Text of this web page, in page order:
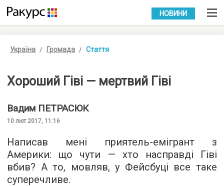
УКР РУС
НОВИНИ
Україна Громада Стаття
Хороший Гіві — мертвий Гіві
Вадим ПЕТРАСЮК
10 лют 2017, 11:16
Написав мені приятель-емігрант з
Америки: що чути — хто насправді Гіві
вбив? А то, мовляв, у Фейсбуці все таке
суперечливе.